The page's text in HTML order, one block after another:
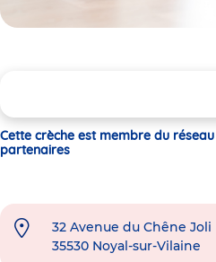
Cette crèche est membre du
partenaires
32 Avenue du Chêne Joli
35530 Noyal-sur-Vilaine